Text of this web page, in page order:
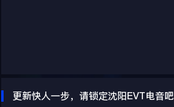
更新快人一步，请锁定沈阳EVT电音吧